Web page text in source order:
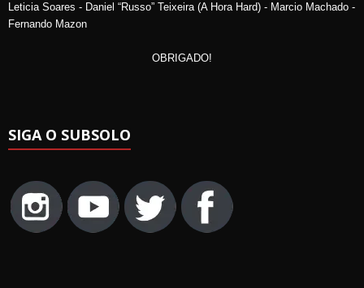
Leticia Soares - Daniel “Russo” Teixeira (A Hora Hard) - Marcio Machado -
Fernando Mazon
OBRIGADO!
SIGA O SUBSOLO